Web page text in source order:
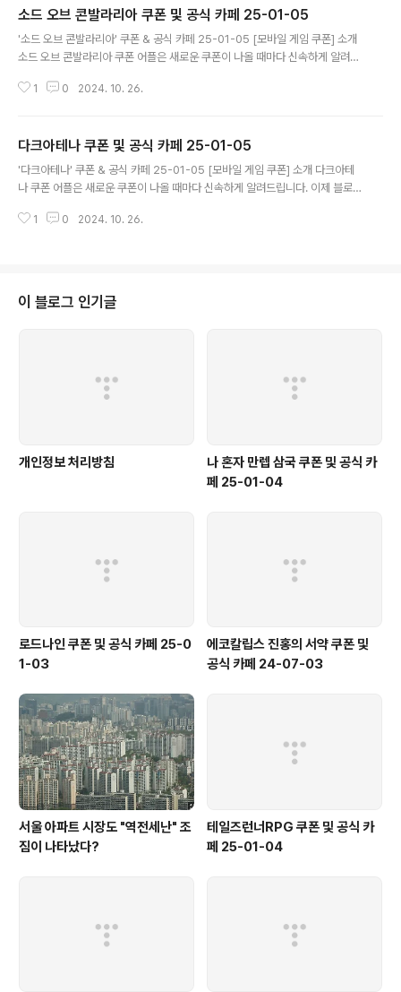
소드 오브 콘발라리아 쿠폰 및 공식 카페 25-01-05
'소드 오브 콘발라리아' 쿠폰 & 공식 카페 25-01-05 [모바일 게임 쿠폰] 소개
소드 오브 콘발라리아 쿠폰 어플은 새로운 쿠폰이 나올 때마다 신속하게 알려드
요! 더 이상 쿠폰 찾으러 블로그나 카페를 돌아다니지 마세요. 소드 오브 콘발라
로이드 사용자를 위한 특별한 쿠폰 앱 입니다. 소드 오브 콘발라리아 쿠폰 어플
다운로드 https://play...
1 0 2024. 10. 26.
다크아테나 쿠폰 및 공식 카페 25-01-05
'다크아테나' 쿠폰 & 공식 카페 25-01-05 [모바일 게임 쿠폰] 소개 다크아테
나 쿠폰 어플은 새로운 쿠폰이 나올 때마다 신속하게 알려드립니다. 이제 블로
으러 블로그나 카페를 돌아다니지 마세요. 다크아테나 쿠폰 어플이 모든 것을
apps/details?..
1 0 2024. 10. 26.
이 블로그 인기글
개인정보 처리방침
나 혼자 만렙 삼국 쿠폰 및 공식 카
페 25-01-04
로드나인 쿠폰 및 공식 카페 25-0
1-03
에코칼립스 진홍의 서약 쿠폰 및
공식 카페 24-07-03
서울 아파트 시장도 "역전세난" 조
짐이 나타났다?
테일즈런너RPG 쿠폰 및 공식 카
페 25-01-04